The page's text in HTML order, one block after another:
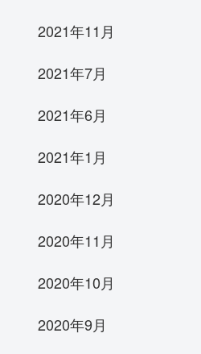
2021年11月
2021年7月
2021年6月
2021年1月
2020年12月
2020年11月
2020年10月
2020年9月